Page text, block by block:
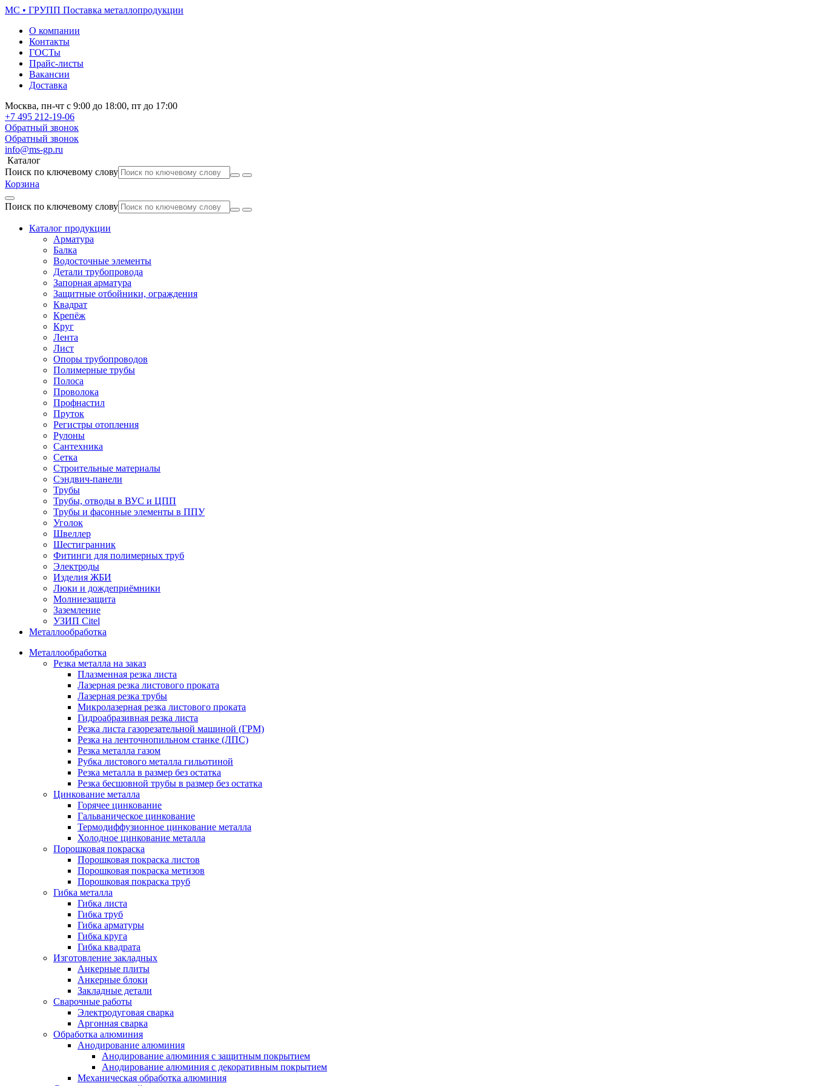
МС • ГРУПП Поставка металлопродукции
О компании
Контакты
ГОСТы
Прайс-листы
Вакансии
Доставка
Москва, пн-чт с 9:00 до 18:00, пт до 17:00
+7 495 212-19-06
Обратный звонок
Обратный звонок
info@ms-gp.ru
Каталог
Поиск по ключевому слову
Корзина
Поиск по ключевому слову
Каталог продукции
Арматура
Балка
Водосточные элементы
Детали трубопровода
Запорная арматура
Защитные отбойники, ограждения
Квадрат
Крепёж
Круг
Лента
Лист
Опоры трубопроводов
Полимерные трубы
Полоса
Проволока
Профнастил
Пруток
Регистры отопления
Рулоны
Сантехника
Сетка
Строительные материалы
Сэндвич-панели
Трубы
Трубы, отводы в ВУС и ЦПП
Трубы и фасонные элементы в ППУ
Уголок
Швеллер
Шестигранник
Фитинги для полимерных труб
Электроды
Изделия ЖБИ
Люки и дождеприёмники
Молниезащита
Заземление
УЗИП Citel
Металлообработка
Металлообработка
Резка металла на заказ
Плазменная резка листа
Лазерная резка листового проката
Лазерная резка трубы
Микролазерная резка листового проката
Гидроабразивная резка листа
Резка листа газорезательной машиной (ГРМ)
Резка на ленточнопильном станке (ЛПС)
Резка металла газом
Рубка листового металла гильотиной
Резка металла в размер без остатка
Резка бесшовной трубы в размер без остатка
Цинкование металла
Горячее цинкование
Гальваническое цинкование
Термодиффузионное цинкование металла
Холодное цинкование металла
Порошковая покраска
Порошковая покраска листов
Порошковая покраска метизов
Порошковая покраска труб
Гибка металла
Гибка листа
Гибка труб
Гибка арматуры
Гибка круга
Гибка квадрата
Изготовление закладных
Анкерные плиты
Анкерные блоки
Закладные детали
Сварочные работы
Электродуговая сварка
Аргонная сварка
Обработка алюминия
Анодирование алюминия
Анодирование алюминия с защитным покрытием
Анодирование алюминия с декоративным покрытием
Механическая обработка алюминия